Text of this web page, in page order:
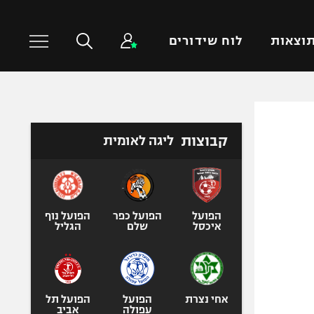
תוצאות לוח שידורים
טניס
כדורעף
אגרוף
ספורט אולימפי
קבוצות ליגה לאומית
הפועל
איכסל
הפועל כפר
שלם
הפועל נוף
הגליל
אחי נצרת
הפועל
עפולה
הפועל תל
אביב